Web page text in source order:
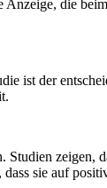
die
ist der
zeigen,
sie auf